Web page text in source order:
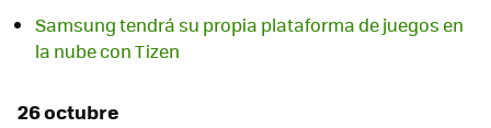
Samsung tendrá su propia plataforma de juegos en
la nube con Tizen
26 octubre